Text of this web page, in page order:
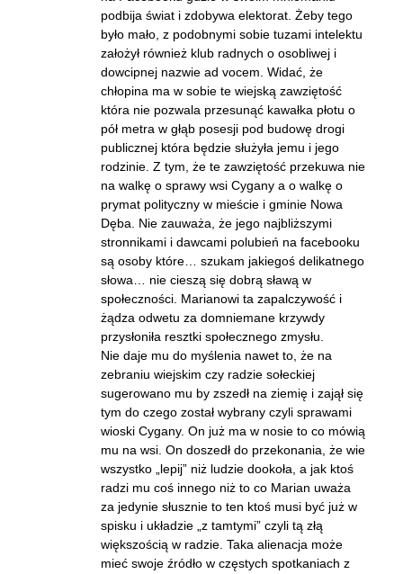
podbija świat i zdobywa elektorat. Żeby tego
było mało, z podobnymi sobie tuzami intelektu
założył również klub radnych o osobliwej i
dowcipnej nazwie ad vocem. Widać, że
chłopina ma w sobie te wiejską zawziętość
która nie pozwala przesunąć kawałka płotu o
pół metra w głąb posesji pod budowę drogi
publicznej która będzie służyła jemu i jego
rodzinie. Z tym, że te zawziętość przekuwa nie
na walkę o sprawy wsi Cygany a o walkę o
prymat polityczny w mieście i gminie Nowa
Dęba. Nie zauważa, że jego najbliższymi
stronnikami i dawcami polubień na facebooku
są osoby które… szukam jakiegoś delikatnego
słowa… nie cieszą się dobrą sławą w
społeczności. Marianowi ta zapalczywość i
żądza odwetu za domniemane krzywdy
przysłoniła resztki społecznego zmysłu.
Nie daje mu do myślenia nawet to, że na
zebraniu wiejskim czy radzie sołeckiej
sugerowano mu by zszedł na ziemię i zajął się
tym do czego został wybrany czyli sprawami
wioski Cygany. On już ma w nosie to co mówią
mu na wsi. On doszedł do przekonania, że wie
wszystko „lepij” niż ludzie dookoła, a jak ktoś
radzi mu coś innego niż to co Marian uważa
za jedynie słusznie to ten ktoś musi być już w
spisku i układzie „z tamtymi” czyli tą złą
większością w radzie. Taka alienacja może
mieć swoje źródło w częstych spotkaniach z